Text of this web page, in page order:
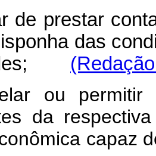
de prestar
das
ou permitir
da
capaz